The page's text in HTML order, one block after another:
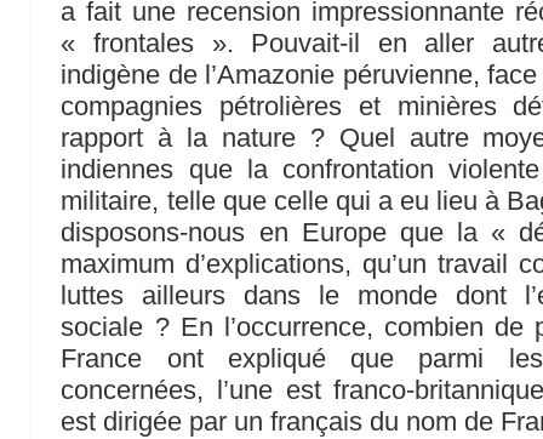
a fait une recension impressionnante
« frontales ». Pouvait-il en aller
indigène de l’Amazonie péruvienne,
compagnies pétrolières et minières
rapport à la nature ? Quel autre
indiennes que la confrontation
militaire, telle que celle qui a eu lieu à
disposons-nous en Europe que la «
maximum d’explications, qu’un travail
luttes ailleurs dans le monde dont
sociale ? En l’occurrence, combien de
France ont expliqué que parmi les
concernées, l’une est franco-
est dirigée par un français du nom de